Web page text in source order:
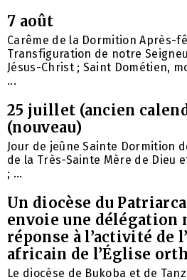
7 août
Carême de la Dormition Après-
Transfiguration de notre
Jésus-Christ ; Saint Dométien,
...
25 juillet (ancien
(nouveau)
Jour de jeûne Sainte Dormition
de la Très-Sainte Mère de Dieu
; ...
Un diocèse du
envoie une délégation
réponse à l’activité de
africain de l’Église
Le diocèse de Bukoba et de